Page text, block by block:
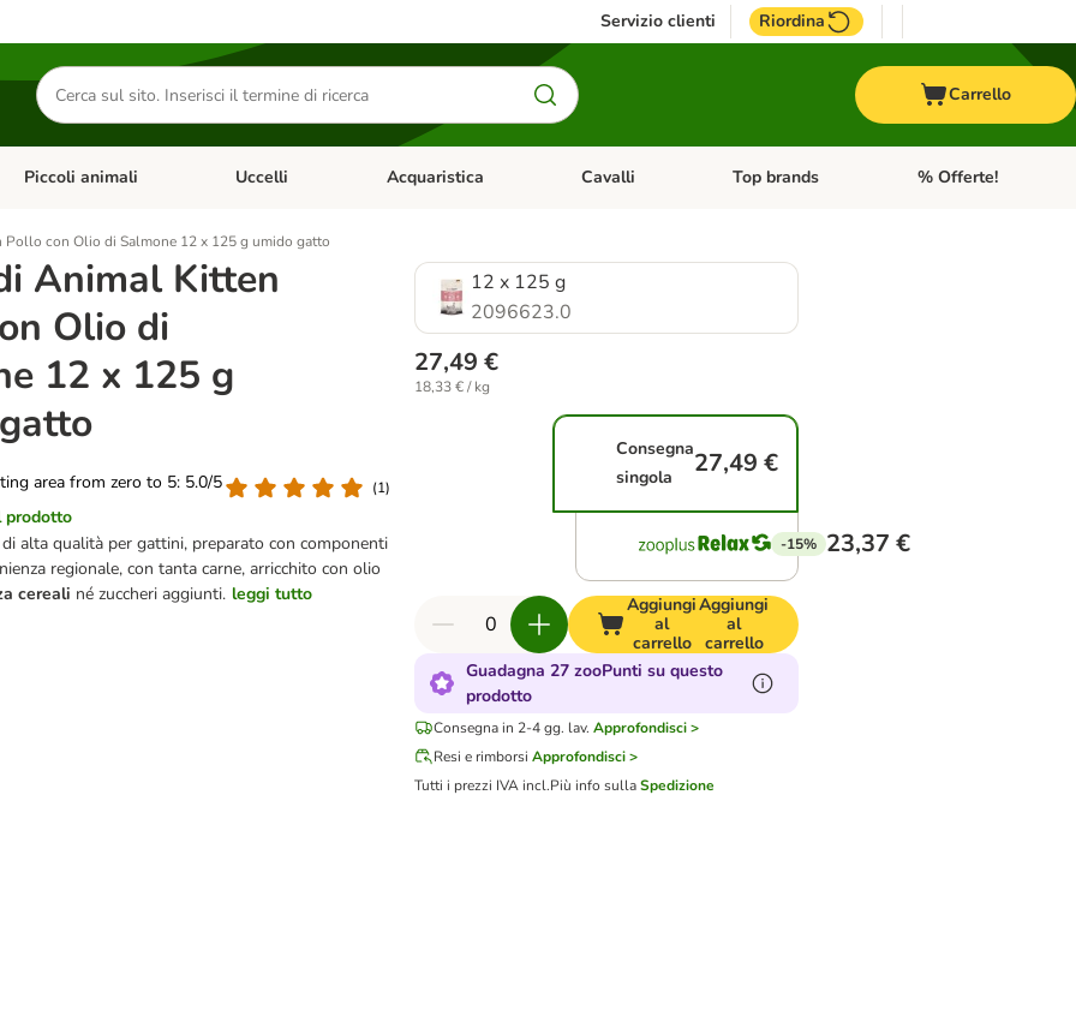
Servizio clienti Riordina
Cerca
prodotti
Carrello
Apri Menu Categoria: Diete e antiparassitari
Piccoli animali Apri Menu Categoria: Piccoli animali
Uccelli Apri Menu Categoria: Uccelli
Acquaristica Apri Menu Categoria: Acquaristica
Cavalli Apri Menu Categoria: Cavalli
Top brands Apri Menu Categoria:
% Offerte!
Pollo con Olio di Salmone 12 x 125 g umido gatto
Animal Kitten
Olio di
12 x 125 g
area from zero to 5: 5.0/5
(1)
prodotto
alta qualità per gattini, preparato con componenti
regionale, con tanta carne, arricchito con olio
cereali né zuccheri aggiunti. leggi tutto
12 x 125 g
2096623.0
27,49 €
18,33 € / kg
Consegna
singola
27,49 €
-15% 23,37 €
Aggiungi
al
carrello
Aggiungi
al
carrello
Guadagna 27 zooPunti su questo
prodotto
Consegna in 2-4 gg. lav. Approfondisci >
Resi e rimborsi Approfondisci >
Tutti i prezzi IVA incl.Più info sullaSpedizione